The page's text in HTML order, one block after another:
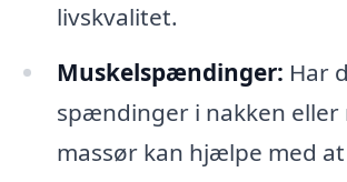
livskvalitet.
Muskelspændinger: Har
spændinger i nakken eller
massør kan hjælpe med